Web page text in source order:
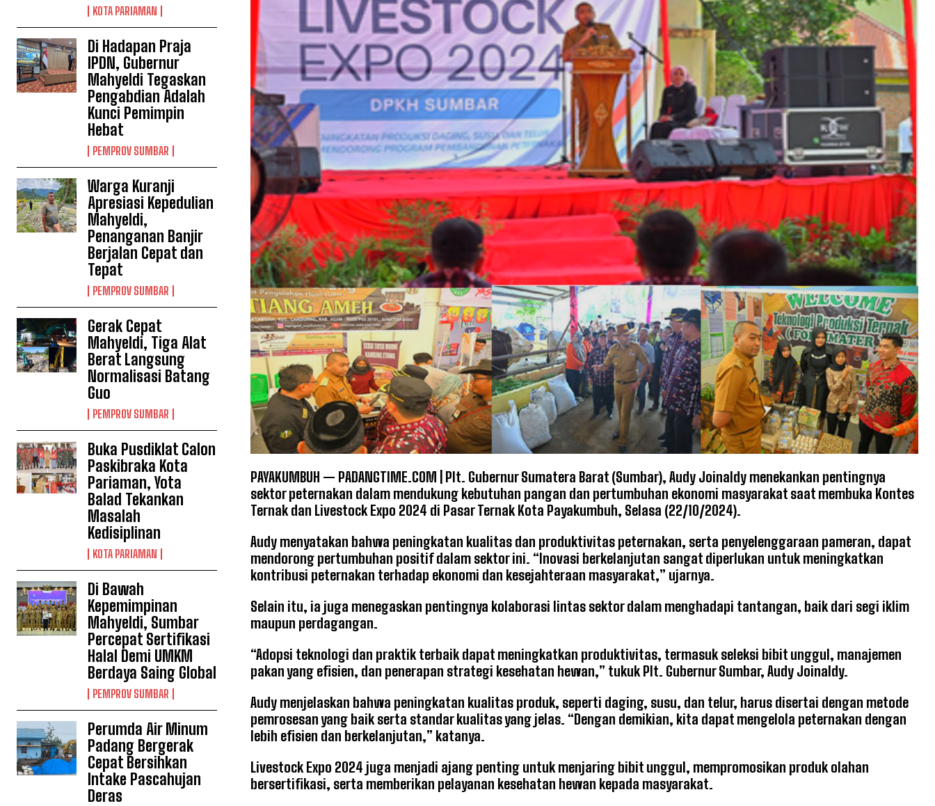
KOTA PARIAMAN
Di Hadapan Praja
IPDN, Gubernur
Mahyeldi Tegaskan
Pengabdian Adalah
Kunci Pemimpin
Hebat
PEMPROV SUMBAR
Warga Kuranji
Apresiasi Kepedulian
Mahyeldi,
Penanganan Banjir
Berjalan Cepat dan
Tepat
PEMPROV SUMBAR
Gerak Cepat
Mahyeldi, Tiga Alat
Berat Langsung
Normalisasi Batang
Guo
PEMPROV SUMBAR
Buka Pusdiklat Calon
Paskibraka Kota
Pariaman, Yota
Balad Tekankan
Masalah
Kedisiplinan
KOTA PARIAMAN
Di Bawah
Kepemimpinan
Mahyeldi, Sumbar
Percepat Sertifikasi
Halal Demi UMKM
Berdaya Saing Global
PEMPROV SUMBAR
Perumda Air Minum
Padang Bergerak
Cepat Bersihkan
Intake Pascahujan
Deras
PAYAKUMBUH — PADANGTIME.COM | Plt. Gubernur Sumatera Barat (Sumbar), Audy Joinaldy menekankan pentingnya
sektor peternakan dalam mendukung kebutuhan pangan dan pertumbuhan ekonomi masyarakat saat membuka Kontes
Ternak dan Livestock Expo 2024 di Pasar Ternak Kota Payakumbuh, Selasa (22/10/2024).
Audy menyatakan bahwa peningkatan kualitas dan produktivitas peternakan, serta penyelenggaraan pameran, dapat
mendorong pertumbuhan positif dalam sektor ini. “Inovasi berkelanjutan sangat diperlukan untuk meningkatkan
kontribusi peternakan terhadap ekonomi dan kesejahteraan masyarakat,” ujarnya.
Selain itu, ia juga menegaskan pentingnya kolaborasi lintas sektor dalam menghadapi tantangan, baik dari segi iklim
maupun perdagangan.
“Adopsi teknologi dan praktik terbaik dapat meningkatkan produktivitas, termasuk seleksi bibit unggul, manajemen
pakan yang efisien, dan penerapan strategi kesehatan hewan,” tukuk Plt. Gubernur Sumbar, Audy Joinaldy.
Audy menjelaskan bahwa peningkatan kualitas produk, seperti daging, susu, dan telur, harus disertai dengan metode
pemrosesan yang baik serta standar kualitas yang jelas. “Dengan demikian, kita dapat mengelola peternakan dengan
lebih efisien dan berkelanjutan,” katanya.
Livestock Expo 2024 juga menjadi ajang penting untuk menjaring bibit unggul, mempromosikan produk olahan
bersertifikasi, serta memberikan pelayanan kesehatan hewan kepada masyarakat.